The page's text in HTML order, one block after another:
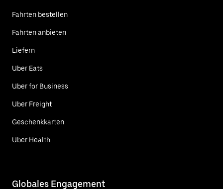
Fahrten bestellen
Fahrten anbieten
Liefern
Uber Eats
Uber for Business
Uber Freight
Geschenkkarten
Uber Health
Globales Engagement